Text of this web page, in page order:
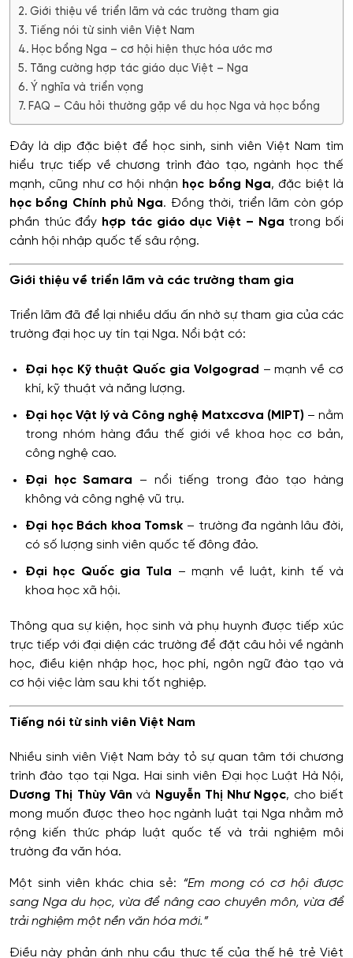
Giới thiệu về triển lãm và các trường tham gia
Tiếng nói từ sinh viên Việt Nam
Học bổng Nga – cơ hội hiện thực hóa ước mơ
Tăng cường hợp tác giáo dục Việt – Nga
Ý nghĩa và triển vọng
FAQ – Câu hỏi thường gặp về du học Nga và học bổng
Đây là dịp đặc biệt để học sinh, sinh viên Việt Nam tìm
hiểu trực tiếp về chương trình đào tạo, ngành học thế
mạnh, cũng như cơ hội nhận học bổng Nga, đặc biệt là
học bổng Chính phủ Nga. Đồng thời, triển lãm còn góp
phần thúc đẩy hợp tác giáo dục Việt – Nga trong bối
cảnh hội nhập quốc tế sâu rộng.
Giới thiệu về triển lãm và các trường tham gia
Triển lãm đã để lại nhiều dấu ấn nhờ sự tham gia của các
trường đại học uy tín tại Nga. Nổi bật có:
Đại học Kỹ thuật Quốc gia Volgograd – mạnh về cơ
khí, kỹ thuật và năng lượng.
Đại học Vật lý và Công nghệ Matxcơva (MIPT) – nằm
trong nhóm hàng đầu thế giới về khoa học cơ bản,
công nghệ cao.
Đại học Samara – nổi tiếng trong đào tạo hàng
không và công nghệ vũ trụ.
Đại học Bách khoa Tomsk – trường đa ngành lâu đời,
có số lượng sinh viên quốc tế đông đảo.
Đại học Quốc gia Tula – mạnh về luật, kinh tế và
khoa học xã hội.
Thông qua sự kiện, học sinh và phụ huynh được tiếp xúc
trực tiếp với đại diện các trường để đặt câu hỏi về ngành
học, điều kiện nhập học, học phí, ngôn ngữ đào tạo và
cơ hội việc làm sau khi tốt nghiệp.
Tiếng nói từ sinh viên Việt Nam
Nhiều sinh viên Việt Nam bày tỏ sự quan tâm tới chương
trình đào tạo tại Nga. Hai sinh viên Đại học Luật Hà Nội,
Dương Thị Thùy Vân và Nguyễn Thị Như Ngọc, cho biết
mong muốn được theo học ngành luật tại Nga nhằm mở
rộng kiến thức pháp luật quốc tế và trải nghiệm môi
trường đa văn hóa.
Một sinh viên khác chia sẻ: “Em mong có cơ hội được
sang Nga du học, vừa để nâng cao chuyên môn, vừa để
trải nghiệm một nền văn hóa mới.”
Điều này phản ánh nhu cầu thực tế của thế hệ trẻ Việt